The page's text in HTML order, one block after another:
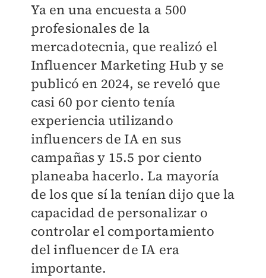
Ya en una encuesta a 500
profesionales de la
mercadotecnia, que realizó el
Influencer Marketing Hub y se
publicó en 2024, se reveló que
casi 60 por ciento tenía
experiencia utilizando
influencers de IA en sus
campañas y 15.5 por ciento
planeaba hacerlo. La mayoría
de los que sí la tenían dijo que la
capacidad de personalizar o
controlar el comportamiento
del influencer de IA era
importante.